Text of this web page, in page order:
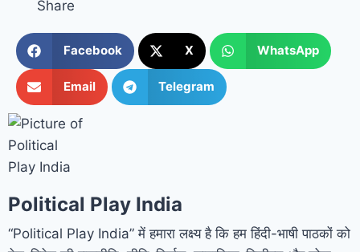
Share
Facebook X WhatsApp
Email Telegram
Political Play India
“Political Play India” में हमारा लक्ष्य है कि हम हिंदी-भाषी पाठकों को